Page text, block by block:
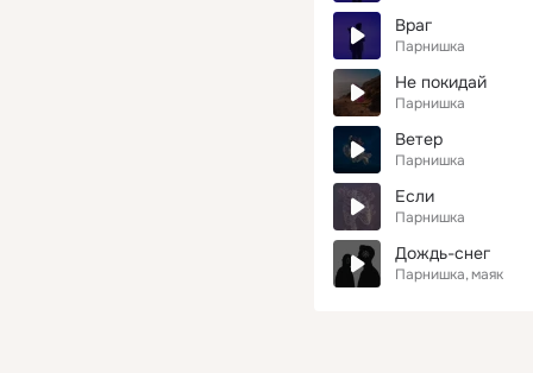
Враг
Парнишка
Не покидай
Парнишка
Ветер
Парнишка
Если
Парнишка
Дождь-снег
Парнишка маяк